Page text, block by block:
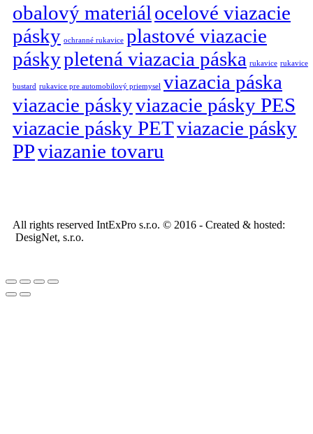
obalový materiál ocelové viazacie
pásky ochranné rukavice plastové viazacie
páskypletená viazacia páska rukavice rukavice
bustard rukavice pre automobilový priemysel viazacia páska
viazacie páskyviazacie pásky PES
viazacie pásky PETviazacie pásky
PPviazanie tovaru
All rights reserved IntExPro s.r.o. © 2016 - Created & hosted:
DesigNet, s.r.o.